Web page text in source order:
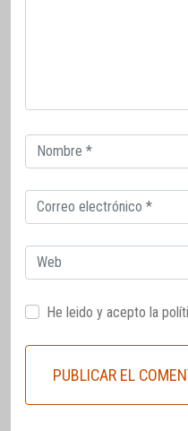
Correo
electrónico
Correo
electrónico
Web
He leido y acepto la